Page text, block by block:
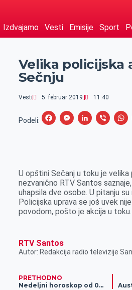
Izdvajamo Vesti Emisije Sport
Velika policijska
Sečnju
Vesti 5. februar 2019. 11:40
Podeli:
F
b
o
o
k
M
e
n
g
e
L
e
d
I
n
V
r
s
p
p
U opštini Sečanj u toku je velika
nezvanično RTV Santos
uhapsila dve osobe. U pitanju
Policijska uprava se još uvek
povodom, pošto je akcija u toku.
RTV Santos
Autor: Redakcija radio televizije
PRETHODNO
Nedeljni horoskop od 04.02. do 10.02.2018.godine